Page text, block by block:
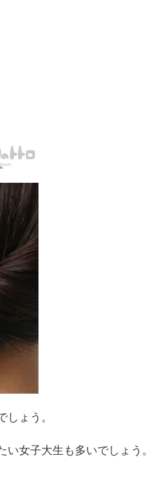
ょう。
女子大生も多いでしょう。